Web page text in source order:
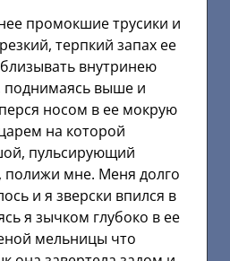
промокшие трусики и
терпкий запах ее
внутринею
поднимаясь выше и
носом в ее мокрую
на которой
пульсирующий
полижи мне. Меня долго
и я зверски впился в
я зычком глубоко в ее
мельницы что